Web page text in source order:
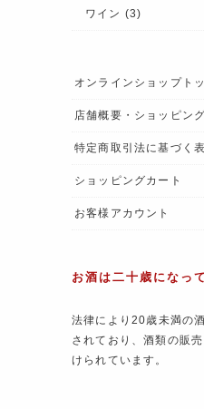
ワイン (3)
オンラインショップト
店舗概要・ショッピン
特定商取引法に基づく
ショッピングカート
お客様アカウント
お酒は二十歳になっ
法律により20歳未満の
されており、酒類の販
けられています。